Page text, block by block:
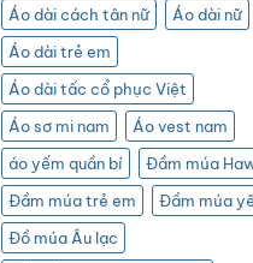
Áo dài cách tân nữ
Áo dài nữ
Áo dài trẻ em
Áo dài tấc cổ phục Việt
Áo sơ mi nam
Áo vest nam
áo yếm quần bí
Đầm múa
Đầm múa trẻ em
Đầm múa
Đồ múa Âu lạc